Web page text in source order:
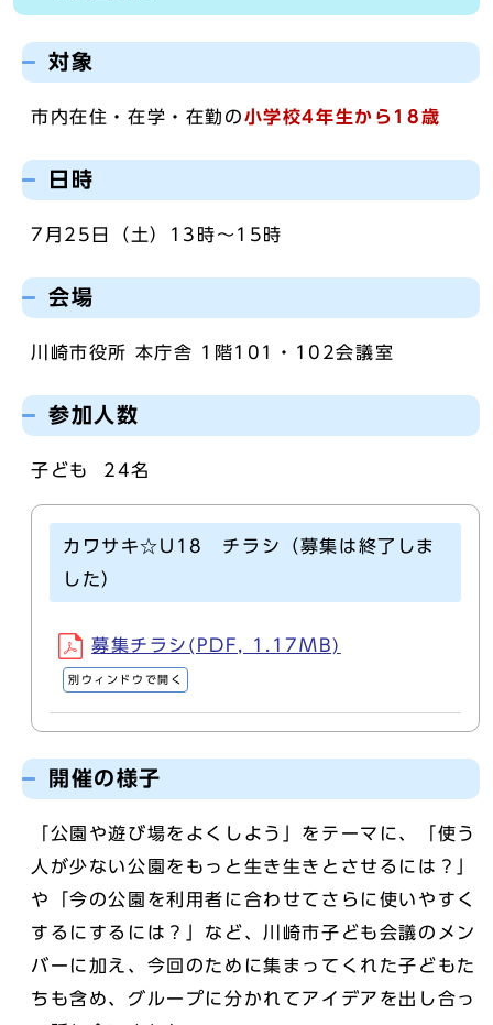
対象
市内在住・在学・在勤の小学校4年生から18歳
日時
7月25日（土）13時～15時
会場
川崎市役所 本庁舎 1階101・102会議室
参加人数
子ども 24名
カワサキ☆U18 チラシ（募集は終了しま
した）
募集チラシ(PDF, 1.17MB)
別ウィンドウで開く
開催の様子
「公園や遊び場をよくしよう」をテーマに、「使う
人が少ない公園をもっと生き生きとさせるには？」
や「今の公園を利用者に合わせてさらに使いやすく
するにするには？」など、川崎市子ども会議のメン
バーに加え、今回のために集まってくれた子どもた
ちも含め、グループに分かれてアイデアを出し合っ